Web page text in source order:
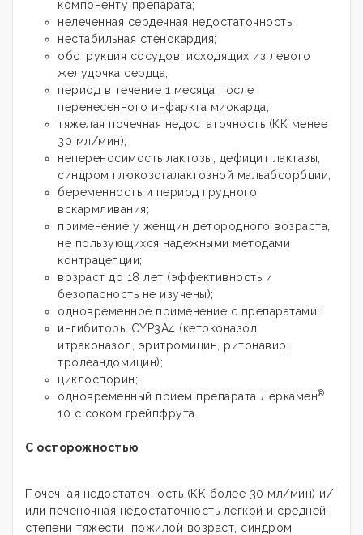
компоненту препарата;
нелеченная сердечная недостаточность;
нестабильная стенокардия;
обструкция сосудов, исходящих из левого
желудочка сердца;
период в течение 1 месяца после
перенесенного инфаркта миокарда;
тяжелая почечная недостаточность (КК менее
30 мл/мин);
непереносимость лактозы, дефицит лактазы,
синдром глюкозогалактозной мальабсорбции;
беременность и период грудного
вскармливания;
применение у женщин детородного возраста,
не пользующихся надежными методами
контрацепции;
возраст до 18 лет (эффективность и
безопасность не изучены);
одновременное применение с препаратами:
ингибиторы CYP3A4 (кетоконазол,
итраконазол, эритромицин, ритонавир,
тролеандомицин);
циклоспорин;
одновременный прием препарата Леркамен®
10 с соком грейпфрута.
С осторожностью
Почечная недостаточность (КК более 30 мл/мин) и/
или печеночная недостаточность легкой и средней
степени тяжести, пожилой возраст, синдром